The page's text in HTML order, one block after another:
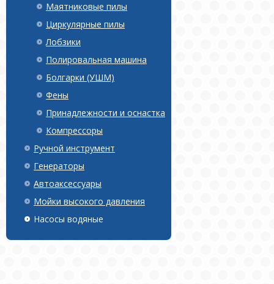
Маятниковые пилы
Циркулярные пилы
Лобзики
Полировальная машина
Болгарки (УШМ)
Фены
Принадлежности и оснастка
Компрессоры
Ручной инструмент
Генераторы
Автоаксессуары
Мойки высокого давления
Насосы водяные